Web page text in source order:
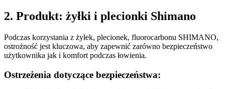
2. Produkt: żyłki i plecionki Shimano
Podczas korzystania z żyłek, plecionek, fluorocarbonu SHIMANO,
ostrożność jest kluczowa, aby zapewnić zarówno bezpieczeństwo
użytkownika jak i komfort podczas łowienia.
Ostrzeżenia dotyczące bezpieczeństwa: